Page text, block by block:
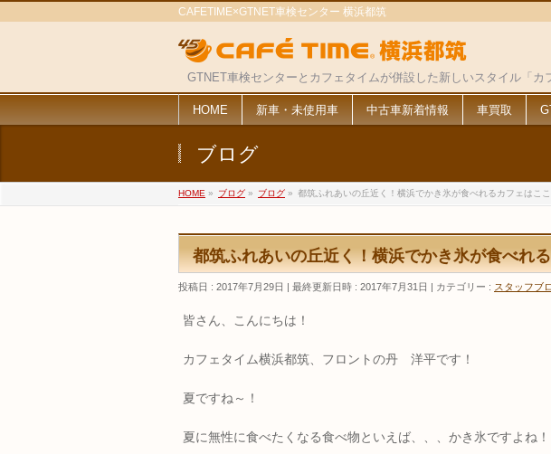
CAFETIME×GTNET車検センター 横浜都筑
GTNET車検センターとカフェタイムが併設した新しいスタイル「カ
HOME 新車・未使用車 中古車新着情報 車買取
ブログ
HOME » ブログ » ブログ » 都筑ふれあいの丘近く！横浜でかき氷が食べれるカフェはここ
都筑ふれあいの丘近く！横浜でかき氷が食べれ
投稿日 : 2017年7月29日 最終更新日時 : 2017年7月31日 カテゴリー : スタッフブ
皆さん、こんにちは！
カフェタイム横浜都筑、フロントの丹 洋平です！
夏ですね～！
夏に無性に食べたくなる食べ物といえば、、、かき氷ですよね！